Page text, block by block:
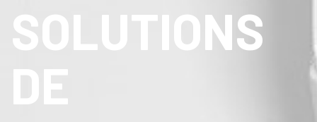
SOLUTIONS
DE